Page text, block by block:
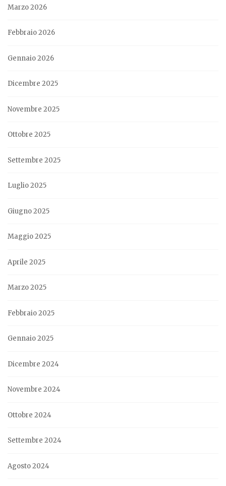
Marzo 2026
Febbraio 2026
Gennaio 2026
Dicembre 2025
Novembre 2025
Ottobre 2025
Settembre 2025
Luglio 2025
Giugno 2025
Maggio 2025
Aprile 2025
Marzo 2025
Febbraio 2025
Gennaio 2025
Dicembre 2024
Novembre 2024
Ottobre 2024
Settembre 2024
Agosto 2024